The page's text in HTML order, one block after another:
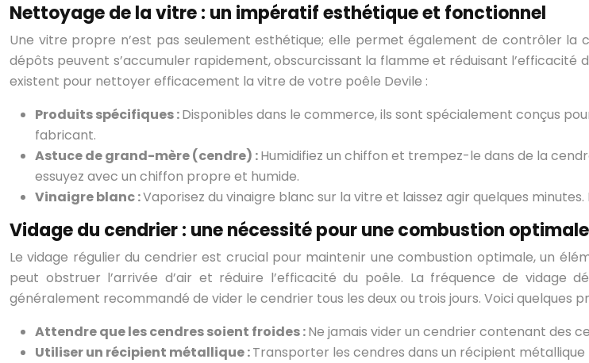
Nettoyage de la vitre : un impératif esthétique et fonctionnel
Une vitre propre n’est pas seulement esthétique; elle permet également de contrôler la
dépôts peuvent s’accumuler rapidement, obscurcissant la flamme et réduisant l’efficacité
existent pour nettoyer efficacement la vitre de votre poêle Devile :
Produits spécifiques :Disponibles dans le commerce, ils sont spécialement conçus
fabricant.
Astuce de grand-mère (cendre) :Humidifiez un chiffon et trempez-le dans de la
essuyez avec un chiffon propre et humide.
Vinaigre blanc :Vaporisez du vinaigre blanc sur la vitre et laissez agir quelques
Vidage du cendrier : une nécessité pour une combustion optimale
Le vidage régulier du cendrier est crucial pour maintenir une combustion optimale, un
peut obstruer l’arrivée d’air et réduire l’efficacité du poêle. La fréquence de
généralement recommandé de vider le cendrier tous les deux ou trois jours. Voici quelques
Attendre que les cendres soient froides :Ne jamais vider un cendrier contenant des
Utiliser un récipient métallique :Transporter les cendres dans un récipient